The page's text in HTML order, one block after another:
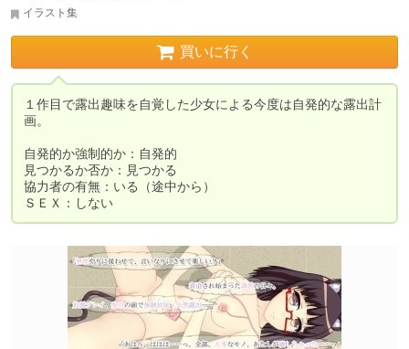
イラスト集
買いに行く
１作目で露出趣味を自覚した少女による今度は自発的な露出計
画。
自発的か強制的か：自発的
見つかるか否か：見つかる
協力者の有無：いる（途中から）
ＳＥＸ：しない